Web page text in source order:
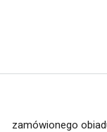
zamówionego